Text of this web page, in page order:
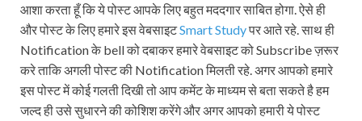
आशा करता हूँ कि ये पोस्ट आपके लिए बहुत मददगार साबित होगा. ऐसे ही
और पोस्ट के लिए हमारे इस वेबसाइटSmart Studyपर आते रहे. साथ ही
Notification के bell को दबाकर हमारे वेबसाइट को Subscribe ज़रूर
करे ताकि अगली पोस्ट की Notification मिलती रहे. अगर आपको हमारे
इस पोस्ट में कोई गलती दिखी तो आप कमेंट के माध्यम से बता सकते है हम
जल्द ही उसे सुधारने की कोशिश करेंगे और अगर आपको हमारी ये पोस्ट